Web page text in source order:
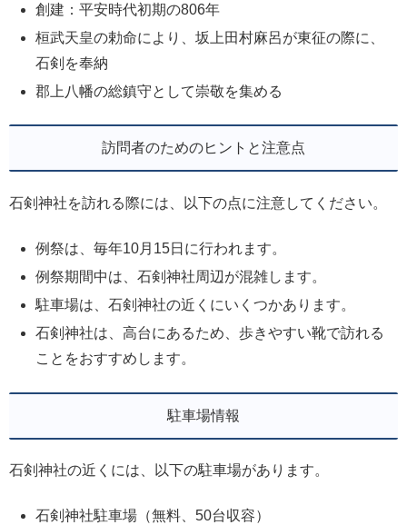
創建：平安時代初期の806年
桓武天皇の勅命により、坂上田村麻呂が東征の際に、
石剣を奉納
郡上八幡の総鎮守として崇敬を集める
訪問者のためのヒントと注意点
石剣神社を訪れる際には、以下の点に注意してください。
例祭は、毎年10月15日に行われます。
例祭期間中は、石剣神社周辺が混雑します。
駐車場は、石剣神社の近くにいくつかあります。
石剣神社は、高台にあるため、歩きやすい靴で訪れる
ことをおすすめします。
駐車場情報
石剣神社の近くには、以下の駐車場があります。
石剣神社駐車場（無料、50台収容）